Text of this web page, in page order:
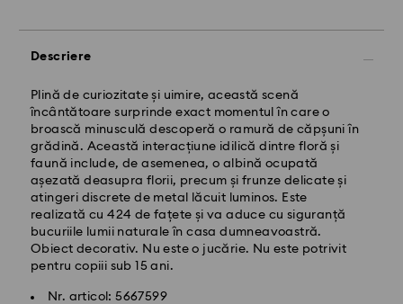
Descriere
Plină de curiozitate și uimire, această scenă
încântătoare surprinde exact momentul în care o
broască minusculă descoperă o ramură de căpșuni în
grădină. Această interacțiune idilică dintre floră și
faună include, de asemenea, o albină ocupată
așezată deasupra florii, precum și frunze delicate și
atingeri discrete de metal lăcuit luminos. Este
realizată cu 424 de fațete și va aduce cu siguranță
bucuriile lumii naturale în casa dumneavoastră.
Obiect decorativ. Nu este o jucărie. Nu este potrivit
pentru copiii sub 15 ani.
Nr. articol: 5667599
Comenzile plasate de luni până vineri până la ora
lucrătoare.
Termen de livrare standard: 4 zile lucrătoare după
procesare și expediere
Costul de expediere standard: RON 30
Livrare standard gratuită peste: RON 500
Livrare expres -FedEx
Comenzile plasate de luni până vineri până la ora
14:30 CET vor fi procesate și expediate în aceeași zi
lucrătoare.